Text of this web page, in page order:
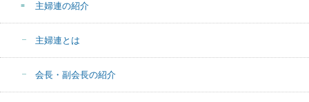
主婦連の紹介
主婦連とは
会長・副会長の紹介